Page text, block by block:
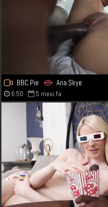
BBC Pie Aria Skye
6:50 5 mesi fa